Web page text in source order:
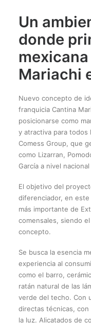
Un
donde
Mariachi
Nuevo concepto de
franquicia Cantina
posicionarse como
y atractiva para todos
Comess Group, que
como Lizarran,
García a nivel
El objetivo del
diferenciador, en
más importante de
comensales, siendo
concepto.
Se busca la esencia
experiencia al
como el barro,
ratán natural de las
verde del techo. Con
directas técnicas, con
la luz. Alicatados de